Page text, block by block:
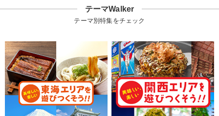
テーマWalker
テーマ別特集をチェック